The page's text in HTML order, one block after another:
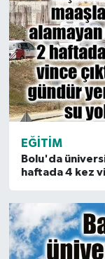
EĞITIM
Bolu'da
haftada 4 kez